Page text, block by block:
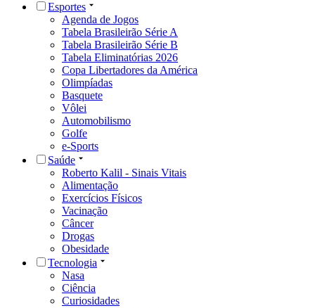
Esportes
Agenda de Jogos
Tabela Brasileirão Série A
Tabela Brasileirão Série B
Tabela Eliminatórias 2026
Copa Libertadores da América
Olimpíadas
Basquete
Vôlei
Automobilismo
Golfe
e-Sports
Saúde
Roberto Kalil - Sinais Vitais
Alimentação
Exercícios Físicos
Vacinação
Câncer
Drogas
Obesidade
Tecnologia
Nasa
Ciência
Curiosidades